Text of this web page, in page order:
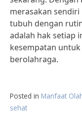
merasakan
tubuh dengan
adalah hak setiap
kesempatan
berolahraga.
Posted in Manfaat
sehat